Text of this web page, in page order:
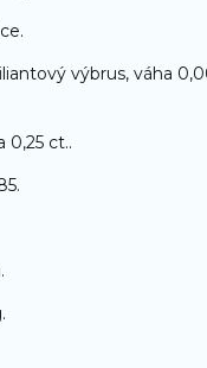
výbrus, váha
0,25 ct..